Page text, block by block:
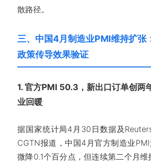
散路径。
三、中国4月制造业PMI维持扩张
政策传导效果验证
1. 官方PMI 50.3，新出口订单创两
业回暖
据国家统计局4月30日数据及
CGTN报道，中国4月官方制造业
微降0.1个百分点，但连续第二个月维